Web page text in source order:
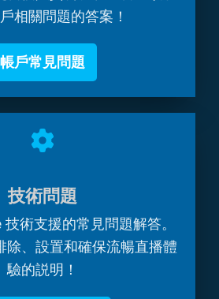
相關問題的答案！
帳戶常見問題
技術問題
術支援的常見問題解答。
除、設置和確保流暢直播體
驗的説明！